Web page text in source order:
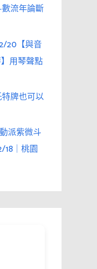
流年論斷
20【與音
用琴聲點
牌也可以
派紫微斗
18｜桃園